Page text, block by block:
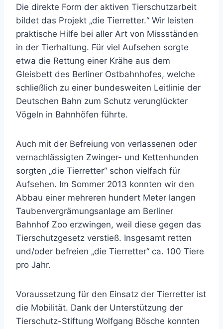
Die direkte Form der aktiven Tierschutzarbeit
bildet das Projekt „die Tierretter.“ Wir leisten
praktische Hilfe bei aller Art von Missständen
in der Tierhaltung. Für viel Aufsehen sorgte
etwa die Rettung einer Krähe aus dem
Gleisbett des Berliner Ostbahnhofes, welche
schließlich zu einer bundesweiten Leitlinie der
Deutschen Bahn zum Schutz verunglückter
Vögeln in Bahnhöfen führte.
Auch mit der Befreiung von verlassenen oder
vernachlässigten Zwinger- und Kettenhunden
sorgten „die Tierretter“ schon vielfach für
Aufsehen. Im Sommer 2013 konnten wir den
Abbau einer mehreren hundert Meter langen
Taubenvergrämungsanlage am Berliner
Bahnhof Zoo erzwingen, weil diese gegen das
Tierschutzgesetz verstieß. Insgesamt retten
und/oder befreien „die Tierretter“ ca. 100 Tiere
pro Jahr.
Voraussetzung für den Einsatz der Tierretter ist
die Mobilität. Dank der Unterstützung der
Tierschutz-Stiftung Wolfgang Bösche konnten